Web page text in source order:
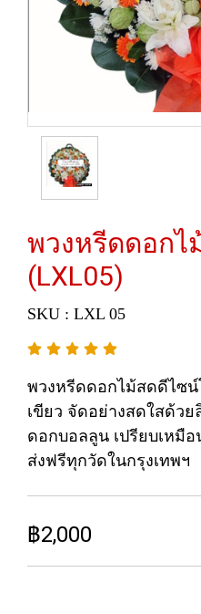
พวงหรีดดอกไ
(LXL05)
SKU : LXL 05
พวงหรีดดอกไม้สดดีไซ
เขียว จัดอย่างสดใสด้ว
ดอกบอลลูน เปรียบเหมื
ส่งฟรีทุกวัดในกรุงเทพฯ
฿2,000